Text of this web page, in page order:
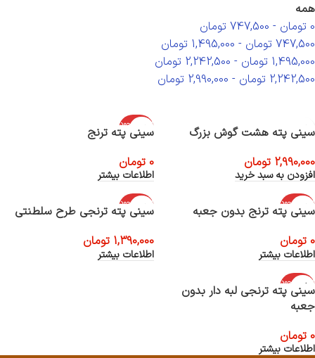
همه
0 تومان -
747,500 تومان
747,500 تومان -
1,495,000 تومان
1,495,000 تومان -
2,242,500 تومان
2,242,500 تومان -
2,990,000 تومان
سینی پته هشت گوش بزرگ
2,990,000 تومان
افزودن به سبد خرید
اتمام موجود
ی
سینی پته ترنج
0 تومان
اطلاعات بیشتر
اتمام موجود
ی
سینی پته ترنج بدون جعبه
0 تومان
اطلاعات بیشتر
اتمام موجود
ی
سینی پته ترنجی طرح سلطنتی
1,390,000 تومان
اطلاعات بیشتر
اتمام موجود
ی
سینی پته ترنجی لبه دار بدون
جعبه
0 تومان
اطلاعات بیشتر